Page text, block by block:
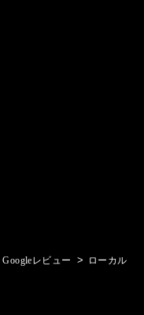
Googleレビュー >
ローカル